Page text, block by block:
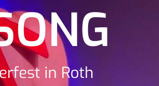
in Roth